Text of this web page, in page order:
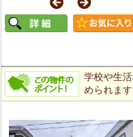
学校や生
められます